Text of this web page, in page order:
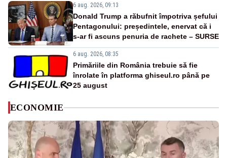
6 aug. 2026, 09:13
Donald Trump a răbufnit împotriva șefului
Pentagonului: președintele, enervat că i
s-ar fi ascuns penuria de rachete – SURSE
6 aug. 2026, 08:35
Primăriile din România trebuie să fie
înrolate în platforma ghiseul.ro până pe
25 august
ECONOMIE